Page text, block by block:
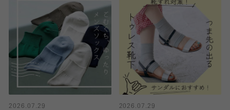
2026.07.29
2026.07.29